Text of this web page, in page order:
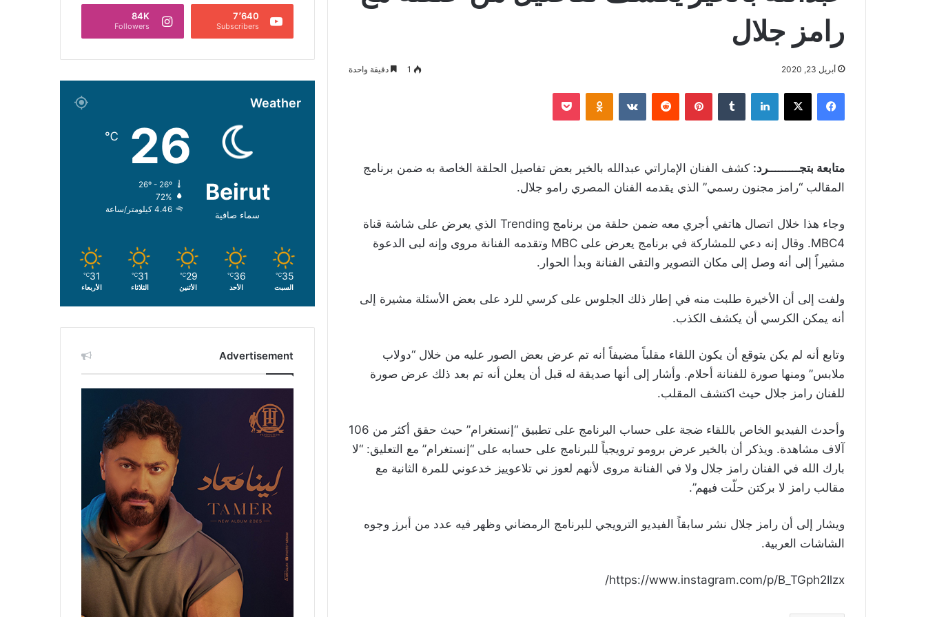
رامز جلال
أبريل 23, 2020 1 دقيقة واحدة
فيسبوك ‫X لينكدإن بينتيريست Odnoklassniki
‫Pocket
متابعة بتجـــــــــرد: كشف الفنان الإماراتي عبدالله بالخير بعض تفاصيل الحلقة الخاصة به ضمن برنامج
المقالب “رامز مجنون رسمي” الذي يقدمه الفنان المصري رامو جلال.
وجاء هذا خلال اتصال هاتفي أجري معه ضمن حلقة من برنامج Trending الذي يعرض على شاشة قناة
MBC4. وقال إنه دعي للمشاركة في برنامج يعرض على MBC وتقدمه الفنانة مروى وإنه لبى الدعوة
مشيراً إلى أنه وصل إلى مكان التصوير والتقى الفنانة وبدأ الحوار.
ولفت إلى أن الأخيرة طلبت منه في إطار ذلك الجلوس على كرسي للرد على بعض الأسئلة مشيرة إلى
أنه يمكن الكرسي أن يكشف الكذب.
وتابع أنه لم يكن يتوقع أن يكون اللقاء مقلباً مضيفاً أنه تم عرض بعض الصور عليه من خلال “دولاب
ملابس” ومنها صورة للفنانة أحلام. وأشار إلى أنها صديقة له قبل أن يعلن أنه تم بعد ذلك عرض صورة
للفنان رامز جلال حيث اكتشف المقلب.
وأحدث الفيديو الخاص باللقاء ضجة على حساب البرنامج على تطبيق “إنستغرام” حيث حقق أكثر من 106
آلاف مشاهدة. ويذكر أن بالخير عرض برومو ترويجياً للبرنامج على حسابه على “إنستغرام” مع التعليق: “لا
بارك الله في الفنان رامز جلال ولا في الفنانة مروى لأنهم لعوز ني تلاعوييز خدعوني للمرة الثانية مع
مقالب رامز لا بركتن حلّت فيهم”.
ويشار إلى أن رامز جلال نشر سابقاً الفيديو الترويجي للبرنامج الرمضاني وظهر فيه عدد من أبرز وجوه
الشاشات العربية.
https://www.instagram.com/p/B_TGph2Ilzx/
7٬640
Subscribers
84K
Followers
Weather
Beirut
سماء صافية
26
℃
26º - 26º
72%
4.46 كيلومتر/ساعة
35
℃
السبت
36
℃
الأحد
29
℃
الأثنين
31
℃
الثلاثاء
31
℃
الأربعاء
Advertisement